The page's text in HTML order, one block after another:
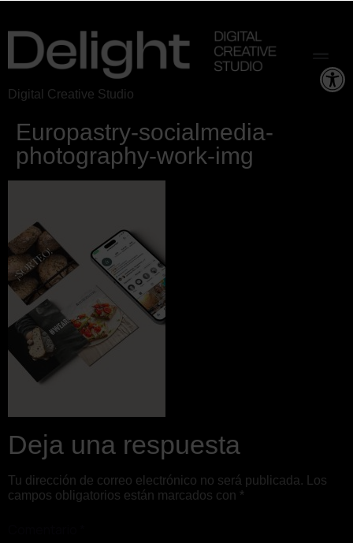
Digital Creative Studio
Europastry-socialmedia-
photography-work-img
Deja una respuesta
Tu dirección de correo electrónico no será publicada. Los
campos obligatorios están marcados con *